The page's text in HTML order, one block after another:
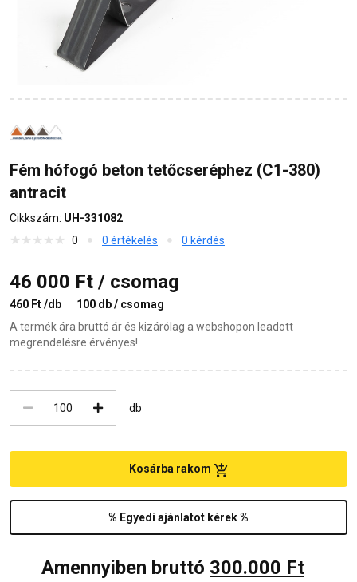
Fém hófogó beton tetőcseréphez (C1-380)
antracit
Cikkszám: UH-331082
0
0 értékelés 0 kérdés
46 000 Ft / csomag
460 Ft /db
100 db / csomag
A termék ára bruttó ár és kizárólag a webshopon leadott
megrendelésre érvényes!
db
% Egyedi ajánlatot kérek %
Kosárba rakom
Amennyiben bruttó 300.000 Ft